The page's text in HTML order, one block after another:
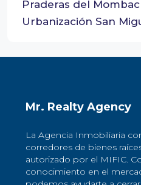
Praderas del
Urbanización San
Mr. Realty Agency
La Agencia Inmobiliaria
corredores de bienes
autorizado por el MIFIC.
conocimiento en el